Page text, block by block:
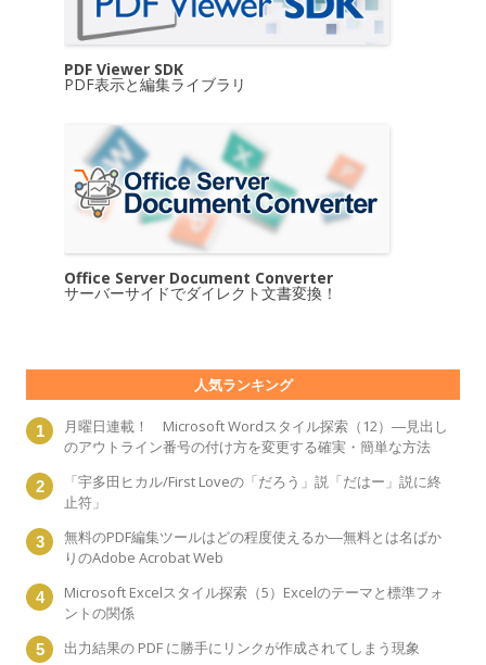
PDF Viewer SDK
PDF表示と編集ライブラリ
Office Server Document Converter
サーバーサイドでダイレクト文書変換！
人気ランキング
月曜日連載！ Microsoft Wordスタイル探索（12）―見出し
のアウトライン番号の付け方を変更する確実・簡単な方法
「宇多田ヒカル/First Loveの「だろう」説「だはー」説に終
止符」
無料のPDF編集ツールはどの程度使えるか―無料とは名ばか
りのAdobe Acrobat Web
Microsoft Excelスタイル探索（5）Excelのテーマと標準フォ
ントの関係
出力結果の PDF に勝手にリンクが作成されてしまう現象